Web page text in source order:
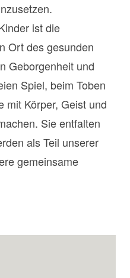
ist die
Ort des gesunden
Geborgenheit und
Spiel, beim Toben
mit Körper, Geist und
Sie entfalten
als Teil unserer
gemeinsame